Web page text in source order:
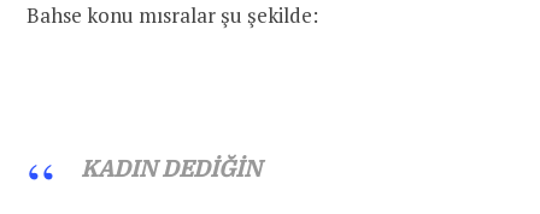
Bahse konu mısralar şu şekilde:
KADIN DEDİĞİN